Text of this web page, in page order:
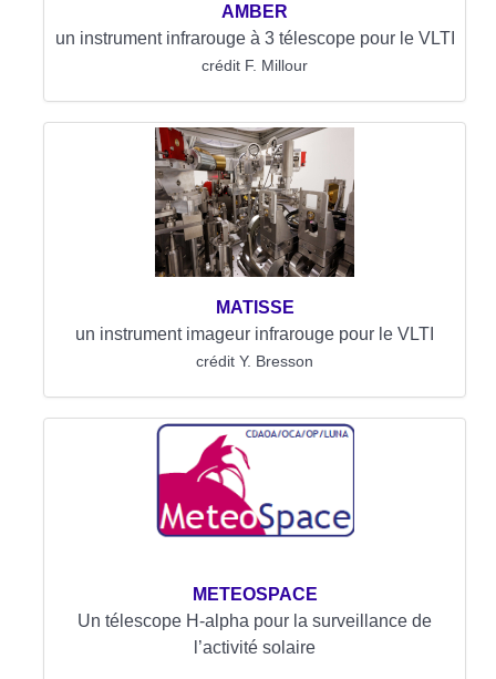
AMBER
un instrument infrarouge à 3 télescope pour le VLTI
crédit F. Millour
MATISSE
un instrument imageur infrarouge pour le VLTI
crédit Y. Bresson
METEOSPACE
Un télescope H-alpha pour la surveillance de
l’activité solaire